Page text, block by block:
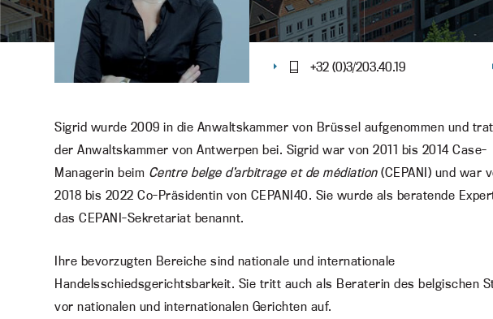
+32 (0)3/203.40.19
Sigrid wurde 2009 in die Anwaltskammer von Brüssel aufgenommen und
der Anwaltskammer von Antwerpen bei. Sigrid war von 2011 bis 2014 Case-
Managerin beim Centre belge d’arbitrage et de médiation(CEPANI) und war
2018 bis 2022 Co-Präsidentin von CEPANI40. Sie wurde als beratende
das CEPANI-Sekretariat benannt.
Ihre bevorzugten Bereiche sind nationale und internationale
Handelsschiedsgerichtsbarkeit. Sie tritt auch als Beraterin des belgischen
vor nationalen und internationalen Gerichten auf.